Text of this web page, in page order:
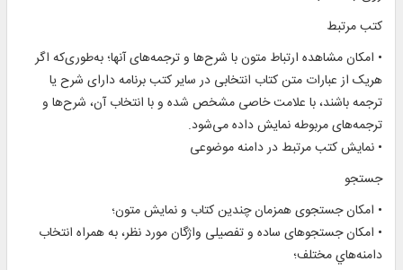
کتب مرتبط
• امکان مشاهده ارتباط متون با شرح‌ها و ترجمه‌های آنها؛ به‌طوری‌که اگر
هریک از عبارات متن کتاب انتخابی در سایر کتب برنامه دارای شرح یا
ترجمه باشند، با علامت خاصی مشخص شده و با انتخاب آن، شرح‌ها و
ترجمه‌های مربوطه نمایش داده می‌شود.
• نمايش کتب مرتبط در دامنه موضوعی
جستجو
• امکان جستجوی همزمان چندین کتاب و نمایش متون؛
• امكان جستجوهاى ساده و تفصيلی واژگان مورد نظر، به همراه انتخاب
دامنه‌هاي مختلف؛